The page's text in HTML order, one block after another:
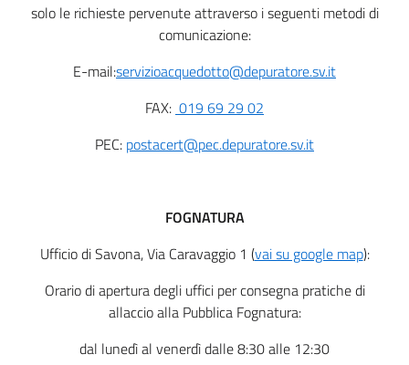
solo le richieste pervenute attraverso i seguenti metodi di
comunicazione:
E-mail:servizioacquedotto@depuratore.sv.it
FAX: 019 69 29 02
PEC: postacert@pec.depuratore.sv.it
FOGNATURA
Ufficio di Savona, Via Caravaggio 1 (vai su google map):
Orario di apertura degli uffici per consegna pratiche di
allaccio alla Pubblica Fognatura:
dal lunedì al venerdì dalle 8:30 alle 12:30